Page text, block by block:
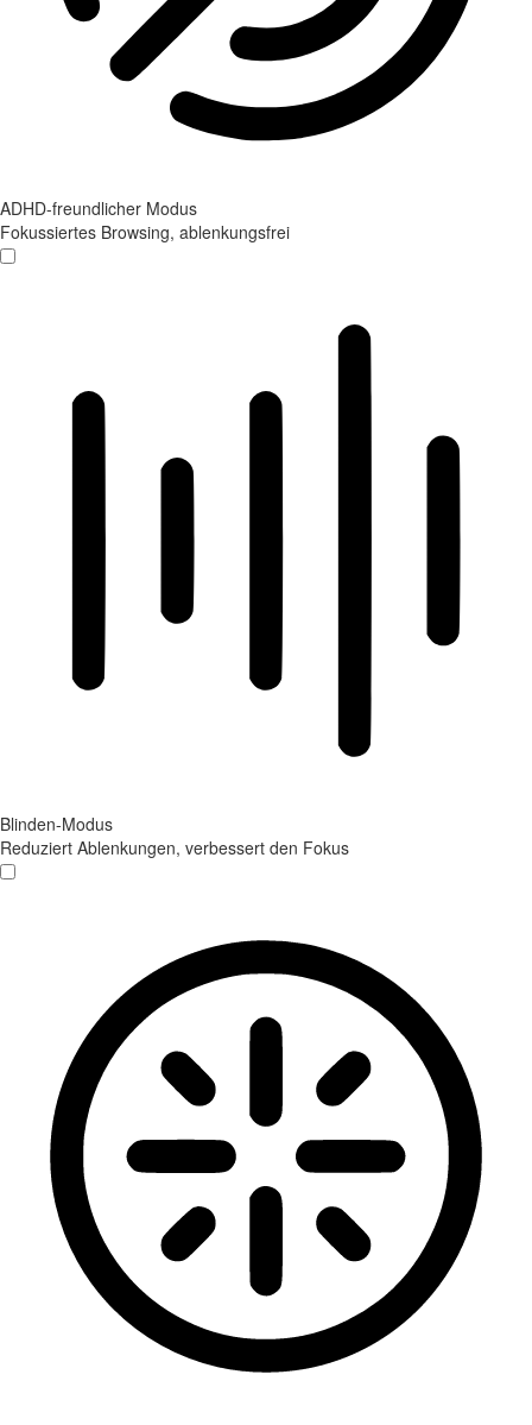
ADHD-freundlicher Modus
Fokussiertes Browsing, ablenkungsfrei
Blinden-Modus
Reduziert Ablenkungen, verbessert den Fokus